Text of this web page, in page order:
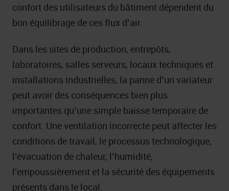
confort des utilisateurs du bâtiment dépendent du
bon équilibrage de ces flux d’air.
Dans les sites de production, entrepôts,
laboratoires, salles serveurs, locaux techniques et
installations industrielles, la panne d’un variateur
peut avoir des conséquences bien plus
importantes qu’une simple baisse temporaire de
confort. Une ventilation incorrecte peut affecter les
conditions de travail, le processus technologique,
l’évacuation de chaleur, l’humidité,
l’empoussièrement et la sécurité des équipements
présents dans le local.